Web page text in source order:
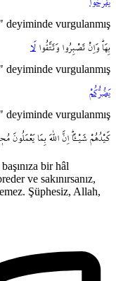
vurgulanmış
بِهَاۜ وَاِنْ تَصْبِرُوا وَتَتَّقُوا لَا
vurgulanmış
يَضُرُّكُمْ
vurgulanmış
كَيْدُهُمْ شَيْـٔاًۜ اِنَّ اللّٰهَ بِمَا يَعْمَلُونَ
bir hâl
ve sakınırsanız,
Şüphesiz, Allah,